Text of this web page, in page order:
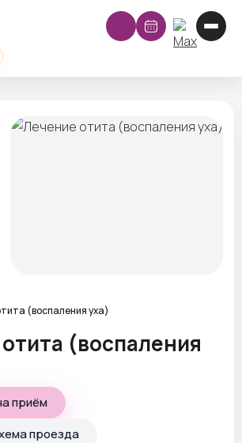
(воспаления уха)
(воспаления
приём
проезда